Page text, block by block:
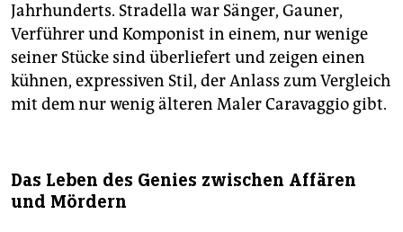
Jahrhunderts. Stradella war Sänger, Gauner,
Verführer und Komponist in einem, nur wenige
seiner Stücke sind überliefert und zeigen einen
kühnen, expressiven Stil, der Anlass zum Vergleich
mit dem nur wenig älteren Maler Caravaggio gibt.
Das Leben des Genies zwischen Affären
und Mördern